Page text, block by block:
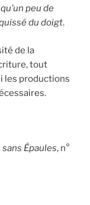
qu’un peu de
du doigt.
de la
tout
les productions
Épaules, n°